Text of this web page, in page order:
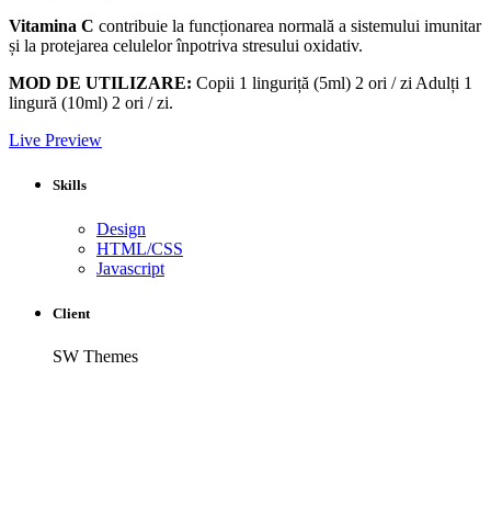
Vitamina C contribuie la funcționarea normală a sistemului imunitar
și la protejarea celulelor înpotriva stresului oxidativ.
MOD DE UTILIZARE: Copii 1 linguriță (5ml) 2 ori / zi Adulți 1
lingură (10ml) 2 ori / zi.
Live Preview
Skills
Design
HTML/CSS
Javascript
Client
SW Themes